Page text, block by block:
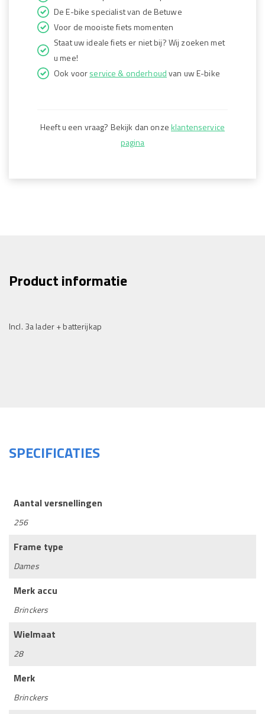
De E-bike specialist van de Betuwe
Voor de mooiste fiets momenten
Staat uw ideale fiets er niet bij? Wij zoeken met
u mee!
Ook voorservice & onderhoudvan uw E-bike
Heeft u een vraag? Bekijk dan onzeklantenservice
pagina
Product informatie
Incl. 3a lader + batterijkap
SPECIFICATIES
Aantal versnellingen
256
Frame type
Dames
Merk accu
Brinckers
Wielmaat
28
Merk
Brinckers